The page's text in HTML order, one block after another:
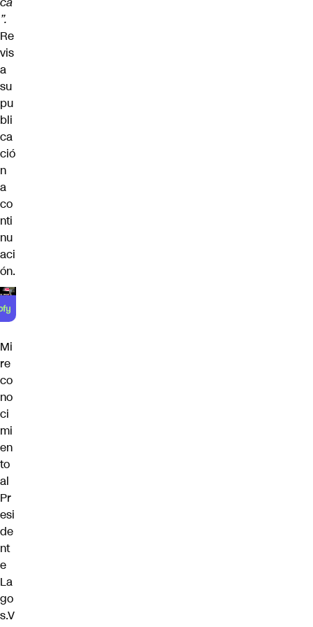
”.
Re
vis
a
su
pu
bli
ca
ció
n
a
co
nti
nu
aci
ón.
Mi
re
co
no
ci
mi
en
to
al
Pr
esi
de
nt
e
La
go
s.V